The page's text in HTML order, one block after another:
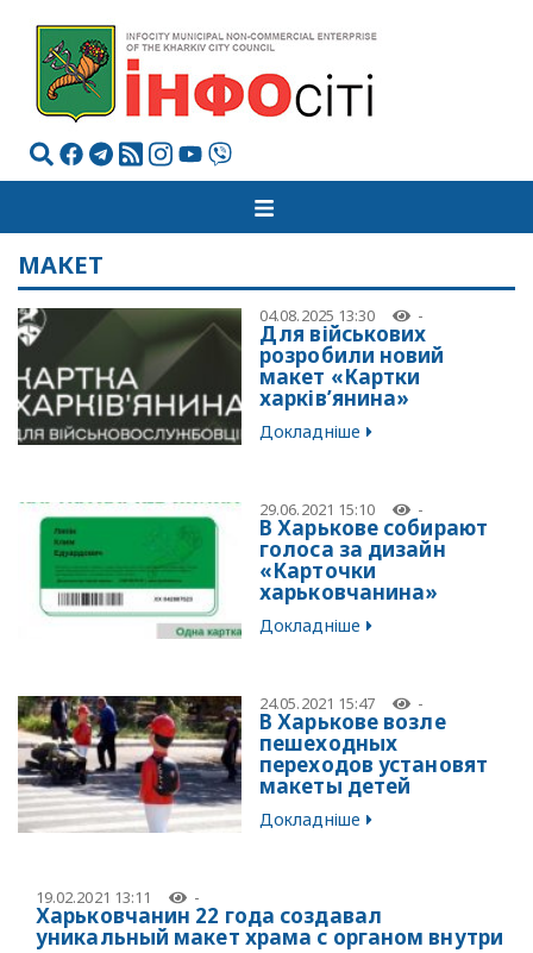
МАКЕТ
04.08.2025 13:30 -
Для військових
розробили новий
макет «Картки
харків’янина»
Докладніше
29.06.2021 15:10 -
В Харькове собирают
голоса за дизайн
«Карточки
харьковчанина»
Докладніше
24.05.2021 15:47 -
В Харькове возле
пешеходных
переходов установят
макеты детей
Докладніше
19.02.2021 13:11 -
Харьковчанин 22 года создавал
уникальный макет храма с органом внутри